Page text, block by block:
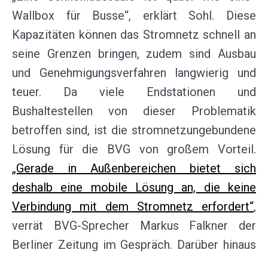
Wallbox für Busse“, erklärt Sohl.
Diese
Kapazitäten können das Stromnetz schnell an
seine Grenzen bringen, zudem sind Ausbau
und Genehmigungsverfahren langwierig und
teuer. Da viele Endstationen und
Bushaltestellen von dieser Problematik
betroffen sind, ist die stromnetzungebundene
Lösung für die BVG von großem Vorteil.
„Gerade in Außenbereichen bietet sich
deshalb eine mobile Lösung an, die keine
Verbindung mit dem Stromnetz erfordert“,
verrät BVG-Sprecher Markus Falkner
der
Berliner Zeitung im Gespräch. Darüber hinaus